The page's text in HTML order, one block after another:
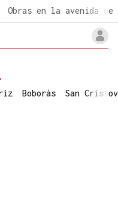
Obras en la avenida de
Boborás San